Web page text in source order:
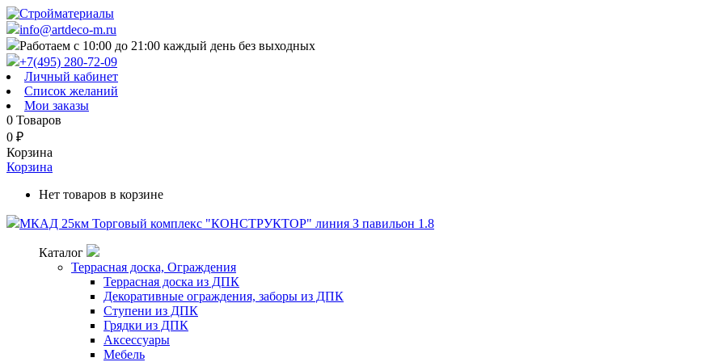
info@artdeco-m.ru
Работаем с 10:00 до 21:00 каждый день без выходных
+7(495) 280-72-09
Личный кабинет
Список желаний
Мои заказы
0 Товаров
0 ₽
Корзина
Корзина
Нет товаров в корзине
МКАД 25км Торговый комплекс "КОНСТРУКТОР" линия З павильон 1.8
Каталог
Террасная доска, Ограждения
Террасная доска из ДПК
Декоративные ограждения, заборы из ДПК
Ступени из ДПК
Грядки из ДПК
Аксессуары
Мебель